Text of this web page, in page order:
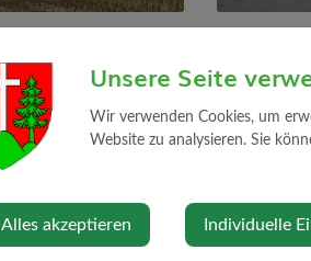
Unsere Seite
Wir verwenden Cookies, um
Website zu analysieren. Sie
Alles akzeptieren Individuelle